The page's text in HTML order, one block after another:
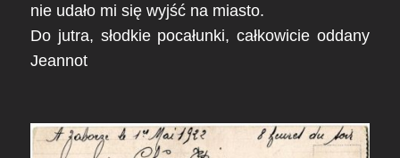
nie udało mi się wyjść na miasto.
Do jutra, słodkie pocałunki, całkowicie oddany
Jeannot